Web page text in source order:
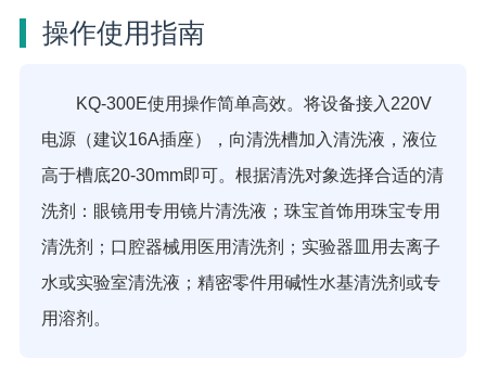
操作使用指南
KQ-300E使用操作简单高效。将设备接入220V
电源（建议16A插座），向清洗槽加入清洗液，液位
高于槽底20-30mm即可。根据清洗对象选择合适的清
洗剂：眼镜用专用镜片清洗液；珠宝首饰用珠宝专用
清洗剂；口腔器械用医用清洗剂；实验器皿用去离子
水或实验室清洗液；精密零件用碱性水基清洗剂或专
用溶剂。